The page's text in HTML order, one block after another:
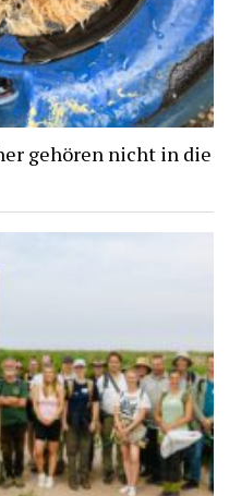
gehören nicht in die